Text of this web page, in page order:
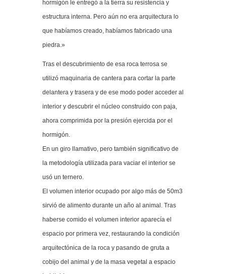
hormigón le entregó a la tierra su resistencia y
estructura interna. Pero aún no era arquitectura lo
que habíamos creado, habíamos fabricado una
piedra.»
Tras el descubrimiento de esa roca terrosa se
utilizó maquinaria de cantera para cortar la parte
delantera y trasera y de ese modo poder acceder al
interior y descubrir el núcleo construido con paja,
ahora comprimida por la presión ejercida por el
hormigón.
En un giro llamativo, pero también significativo de
la metodología utilizada para vaciar el interior se
usó un ternero.
El volumen interior ocupado por algo más de 50m3
sirvió de alimento durante un año al animal. Tras
haberse comido el volumen interior aparecía el
espacio por primera vez, restaurando la condición
arquitectónica de la roca y pasando de gruta a
cobijo del animal y de la masa vegetal a espacio